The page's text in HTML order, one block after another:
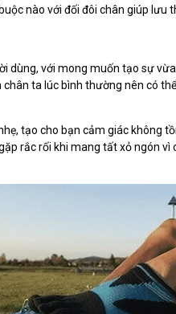
nào với đối đôi chân giúp lưu
dùng, với mong muốn tạo sự
ta lúc bình thường nên có
tạo cho bạn cảm giác không
rắc rối khi mang tất xỏ ngón vì